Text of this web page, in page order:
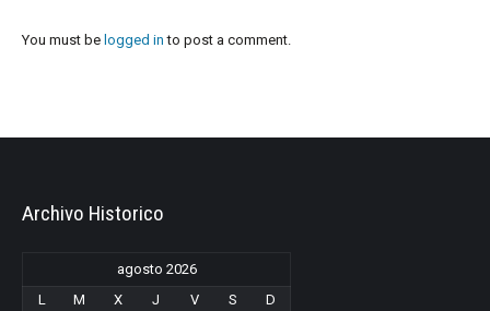
You must be logged in to post a comment.
Archivo Historico
agosto 2026
L
M X J V S
D